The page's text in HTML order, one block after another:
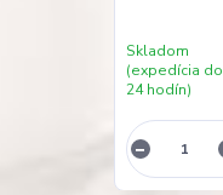
Skladom
(expedícia do
24 hodín)